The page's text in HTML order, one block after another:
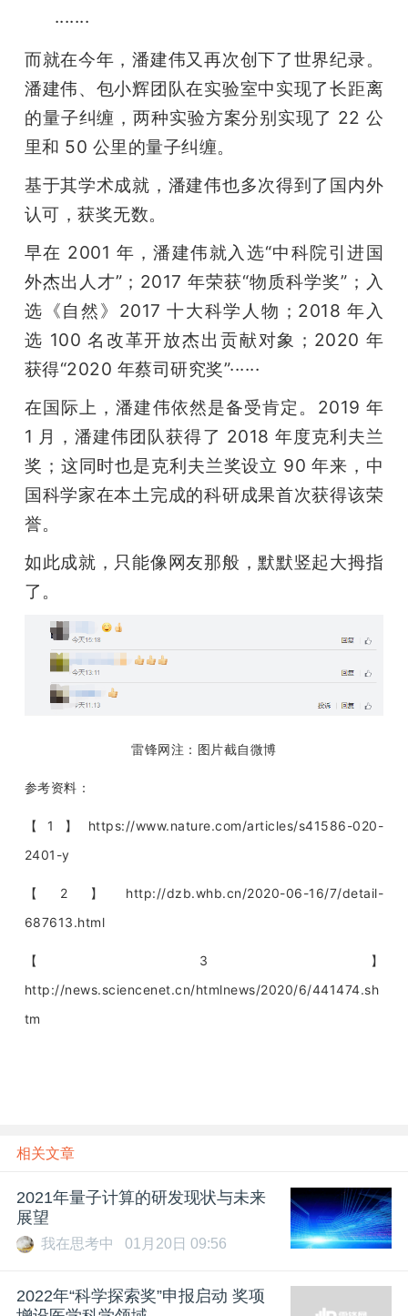
·······
而就在今年，潘建伟又再次创下了世界纪录。
潘建伟、包小辉团队在实验室中实现了长距离
的量子纠缠，两种实验方案分别实现了 22 公
里和 50 公里的量子纠缠。
基于其学术成就，潘建伟也多次得到了国内外
认可，获奖无数。
早在 2001 年，潘建伟就入选“中科院引进国
外杰出人才”；2017 年荣获“物质科学奖”；入
选《自然》2017 十大科学人物；2018 年入
选 100 名改革开放杰出贡献对象；2020 年
获得“2020 年蔡司研究奖”······
在国际上，潘建伟依然是备受肯定。2019 年
1 月，潘建伟团队获得了 2018 年度克利夫兰
奖；这同时也是克利夫兰奖设立 90 年来，中
国科学家在本土完成的科研成果首次获得该荣
誉。
如此成就，只能像网友那般，默默竖起大拇指
了。
雷锋网注：图片截自微博
参考资料：
【1】https://www.nature.com/articles/s41586-020-
2401-y
【2】http://dzb.whb.cn/2020-06-16/7/detail-
687613.html
【3】
http://news.sciencenet.cn/htmlnews/2020/6/441474.sh
tm
相关文章
2021年量子计算的研发现状与未来
展望
我在思考中 01月20日 09:56
2022年“科学探索奖”申报启动 奖项